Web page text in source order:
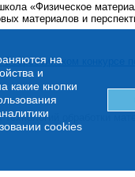
«Физическое
материалов и
конкурсе
обработки
на
и
какие кнопки
cookies